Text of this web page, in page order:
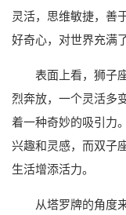
灵活，思维敏捷，善
好奇心，对世界充满
表面上看，狮子
烈奔放，一个灵活多
着一种奇妙的吸引力
兴趣和灵感，而双子
生活增添活力。
从塔罗牌的角度